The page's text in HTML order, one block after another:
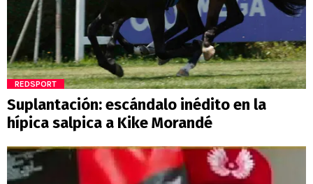
REDSPORT
Suplantación: escándalo inédito en la
hípica salpica a Kike Morandé